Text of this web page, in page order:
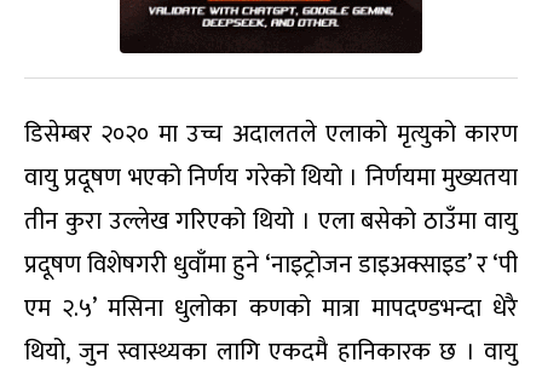
डिसेम्बर २०२० मा उच्च अदालतले एलाको मृत्युको कारण
वायु प्रदूषण भएको निर्णय गरेको थियो । निर्णयमा मुख्यतया
तीन कुरा उल्लेख गरिएको थियो । एला बसेको ठाउँमा वायु
प्रदूषण विशेषगरी धुवाँमा हुने ‘नाइट्रोजन डाइअक्साइड’ र ‘पी
एम २.५’ मसिना धुलोका कणको मात्रा मापदण्डभन्दा धेरै
थियो, जुन स्वास्थ्यका लागि एकदमै हानिकारक छ । वायु